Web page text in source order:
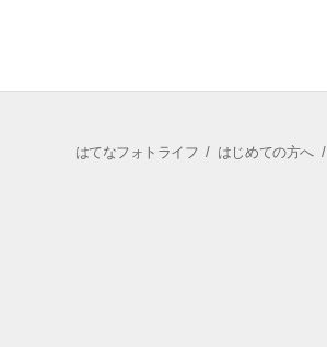
はてなフォトライフ / はじめての方へ/